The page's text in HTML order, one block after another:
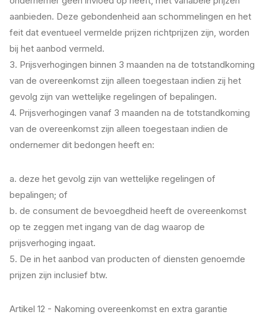
aanbieden. Deze gebondenheid aan schommelingen en het
feit dat eventueel vermelde prijzen richtprijzen zijn, worden
bij het aanbod vermeld.
3. Prijsverhogingen binnen 3 maanden na de totstandkoming
van de overeenkomst zijn alleen toegestaan indien zij het
gevolg zijn van wettelijke regelingen of bepalingen.
4. Prijsverhogingen vanaf 3 maanden na de totstandkoming
van de overeenkomst zijn alleen toegestaan indien de
ondernemer dit bedongen heeft en:
a. deze het gevolg zijn van wettelijke regelingen of
bepalingen; of
b. de consument de bevoegdheid heeft de overeenkomst
op te zeggen met ingang van de dag waarop de
prijsverhoging ingaat.
5. De in het aanbod van producten of diensten genoemde
prijzen zijn inclusief btw.
Artikel 12 - Nakoming overeenkomst en extra garantie